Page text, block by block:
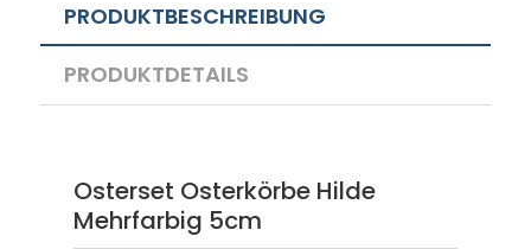
PRODUKTBESCHREIBUNG
PRODUKTDETAILS
Osterset Osterkörbe Hilde
Mehrfarbig 5cm